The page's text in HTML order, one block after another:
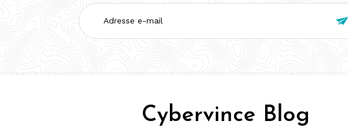
Adresse
e-
mail

Cybervince Blog